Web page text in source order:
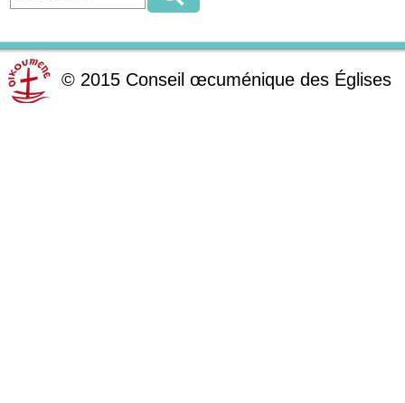
© 2015 Conseil œcuménique des Églises